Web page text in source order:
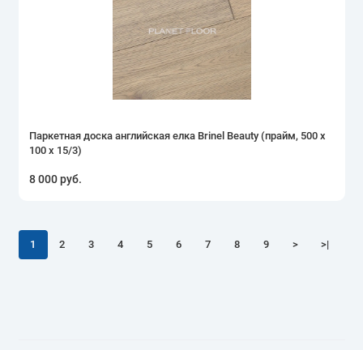
Паркетная доска английская елка Brinel Beauty (прайм, 500 х
100 х 15/3)
8 000 руб.
1 2 3 4 5 6 7 8 9 > >|